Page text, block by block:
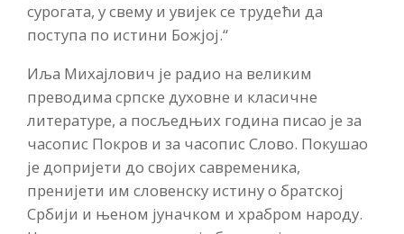
сурогата, у свему и увијек се трудећи да
поступа по истини Божјој.“
Иља Михајлович је радио на великим
преводима српске духовне и класичне
литературе, а посљедњих година писао је за
часопис Покров и за часопис Слово. Покушао
је допријети до својих савременика,
пренијети им словенску истину о братској
Србији и њеном јуначком и храбром народу.